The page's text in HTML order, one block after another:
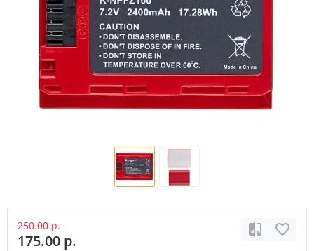
250.00 р.
175.00 р.